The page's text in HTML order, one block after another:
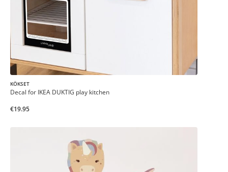
KÖKSET
Decal for IKEA DUKTIG play kitchen
€19.95